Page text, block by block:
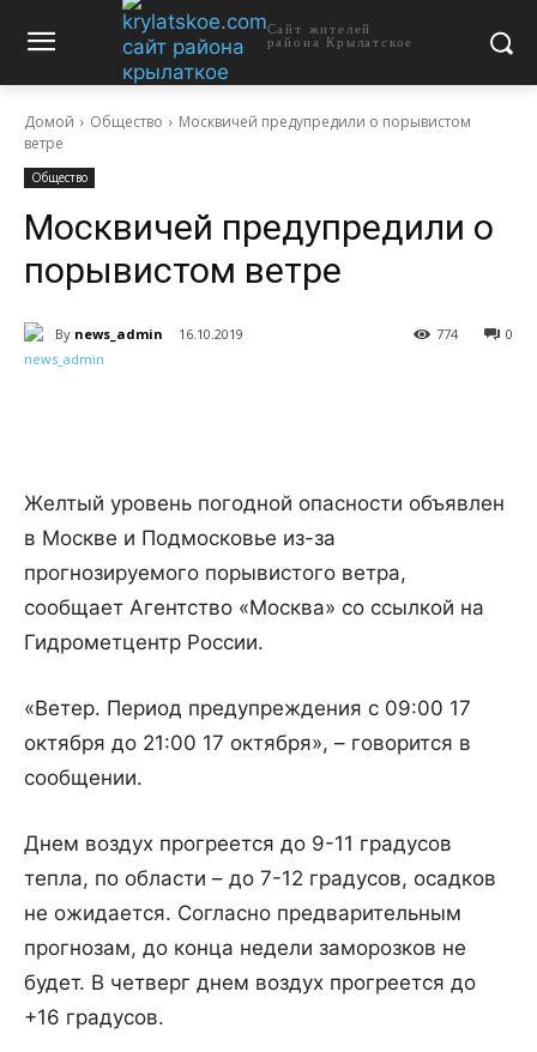
Сайт жителей
района Крылатское
Домой Общество
Москвичей предупредили о порывистом
ветре
Общество
Москвичей предупредили о
порывистом ветре
By news_admin 16.10.2019 0
774
Желтый уровень погодной опасности объявлен
в Москве и Подмосковье из-за
прогнозируемого порывистого ветра,
сообщает Агентство «Москва» со ссылкой на
Гидрометцентр России.
«Ветер. Период предупреждения с 09:00 17
октября до 21:00 17 октября», – говорится в
сообщении.
Днем воздух прогреется до 9-11 градусов
тепла, по области – до 7-12 градусов, осадков
не ожидается. Согласно предварительным
прогнозам, до конца недели заморозков не
будет. В четверг днем воздух прогреется до
+16 градусов.